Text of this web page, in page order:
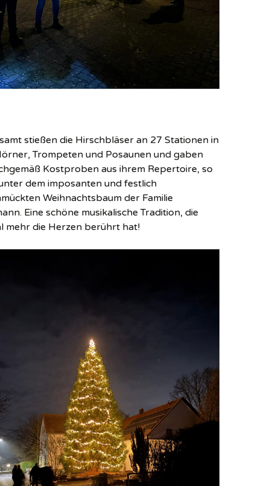
stießen die Hirschbläser an 27 Stationen in
Trompeten und Posaunen und gaben
Kostproben aus ihrem Repertoire, so
dem imposanten und festlich
Weihnachtsbaum der Familie
Eine schöne musikalische Tradition, die
mehr die Herzen berührt hat!